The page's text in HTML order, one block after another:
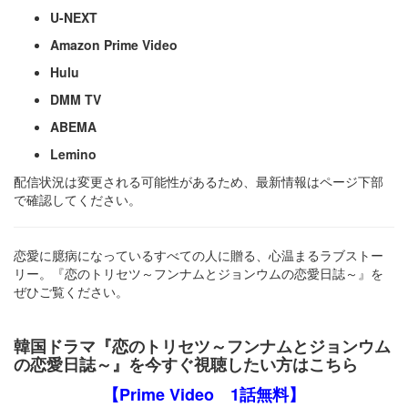
U-NEXT
Amazon Prime Video
Hulu
DMM TV
ABEMA
Lemino
配信状況は変更される可能性があるため、最新情報はページ下部
で確認してください。
恋愛に臆病になっているすべての人に贈る、心温まるラブストー
リー。『恋のトリセツ～フンナムとジョンウムの恋愛日誌～』を
ぜひご覧ください。​
韓国ドラマ『恋のトリセツ～フンナムとジョンウム
の恋愛日誌～』を今すぐ視聴したい方はこちら
【Prime Video 1話無料】